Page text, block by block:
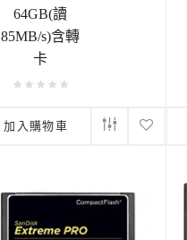
64GB(讀
85MB/s)含轉
卡
加入購物車